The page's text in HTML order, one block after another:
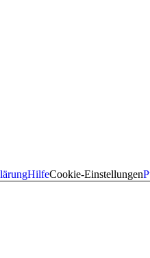
HilfeCookie-Einstellungen